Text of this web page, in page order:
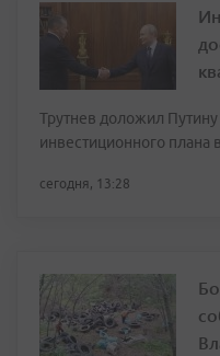
Трутнев доложил
инвестиционного
сегодня, 13:28